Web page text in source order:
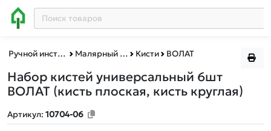
Ручной инструмент Малярный инструмент Кисти ВОЛАТ
Набор кистей универсальный 6шт
ВОЛАТ (кисть плоская, кисть круглая)
Артикул: 10704-06